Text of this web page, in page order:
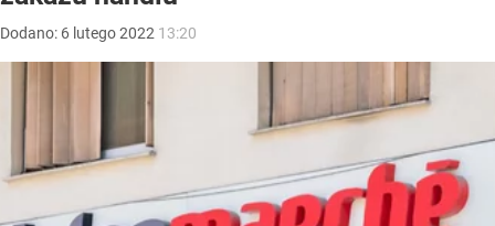
Dodano: 6 lutego2022 13:20